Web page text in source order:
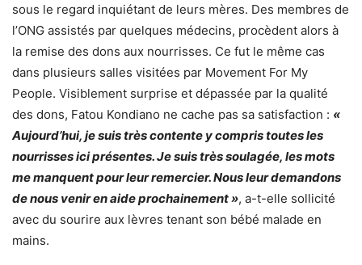
sous le regard inquiétant de leurs mères. Des membres de
l’ONG assistés par quelques médecins, procèdent alors à
la remise des dons aux nourrisses. Ce fut le même cas
dans plusieurs salles visitées par Movement For My
People. Visiblement surprise et dépassée par la qualité
des dons, Fatou Kondiano ne cache pas sa satisfaction : «
Aujourd’hui, je suis très contente y compris toutes les
nourrisses ici présentes. Je suis très soulagée, les mots
me manquent pour leur remercier. Nous leur demandons
de nous venir en aide prochainement », a-t-elle sollicité
avec du sourire aux lèvres tenant son bébé malade en
mains.